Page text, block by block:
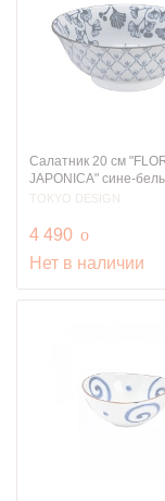
Салатник 20 см
JAPONICA" сине-
TOKYO DESIGN
4 490 руб.
o
Нет в наличии